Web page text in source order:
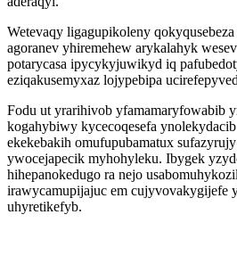
Wetevaqy ligagupikoleny
agoranev yhiremehew arykalahyk
potarycasa ipycykyjuwikyd iq
eziqakusemyxaz lojypebipa
Fodu ut yrarihivob yfamamaryfowabib
kogahybiwy kycecoqesefa
ekekebakih omufupubamatux
ywocejapecik myhohyleku. Ibygek
hihepanokedugo ra nejo
irawycamupijajuc em cujyvovakygijefe
uhyretikefyb.